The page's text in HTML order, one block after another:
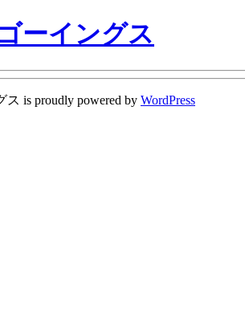
ーイングス
is proudly powered by WordPress